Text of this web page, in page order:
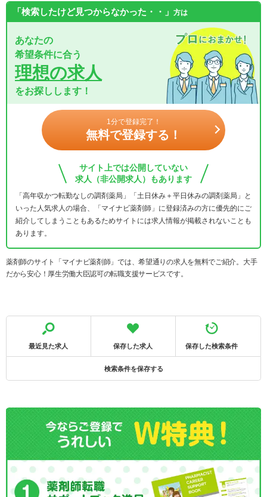
「検索したけど見つからなかった・・」 方は
あなたの
希望条件に合う
理想の求人
をお探しします！
1分で登録完了！
無料で登録する！
サイト上では公開していない
求人（非公開求人）もあります
「高年収かつ転勤なしの調剤薬局」「土日休み＋平日休みの調剤薬局」と
いった人気求人の場合、「マイナビ薬剤師」に登録済みの方に優先的にご
紹介してしまうこともあるためサイトには求人情報が掲載されないことも
あります。
薬剤師のサイト「マイナビ薬剤師」では、希望通りの求人を無料でご紹介。大手
だから安心！厚生労働大臣認可の転職支援サービスです。
最近見た求人 保存した求人 保存した検索条件
検索条件を保存する